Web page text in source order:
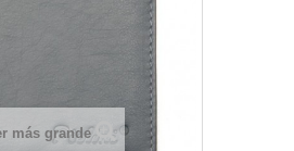
más grande